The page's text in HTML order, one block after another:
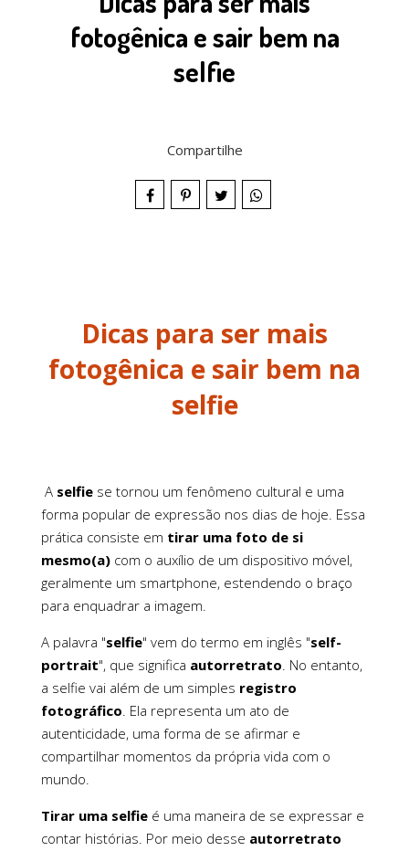
fotogênica e sair bem na
selfie
Compartilhe
Dicas para ser mais
fotogênica e sair bem na
selfie
A selfie se tornou um fenômeno cultural e uma
forma popular de expressão nos dias de hoje. Essa
prática consiste em tirar uma foto de si
mesmo(a) com o auxílio de um dispositivo móvel,
geralmente um smartphone, estendendo o braço
para enquadrar a imagem.
A palavra "selfie" vem do termo em inglês "self-
portrait", que significa autorretrato. No entanto,
a selfie vai além de um simples registro
fotográfico. Ela representa um ato de
autenticidade, uma forma de se afirmar e
compartilhar momentos da própria vida com o
mundo.
Tirar uma selfie é uma maneira de se expressar e
contar histórias. Por meio desse autorretrato